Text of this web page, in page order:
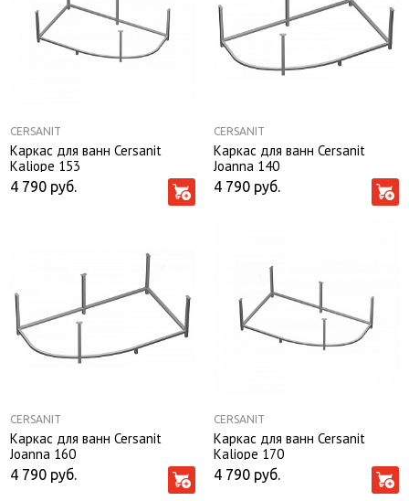
CERSANIT
Каркас для ванн Cersanit
Kaliope 153
4 790 руб.
CERSANIT
Каркас для ванн Cersanit
Joanna 140
4 790 руб.
CERSANIT
Каркас для ванн Cersanit
Joanna 160
4 790 руб.
CERSANIT
Каркас для ванн Cersanit
Kaliope 170
4 790 руб.